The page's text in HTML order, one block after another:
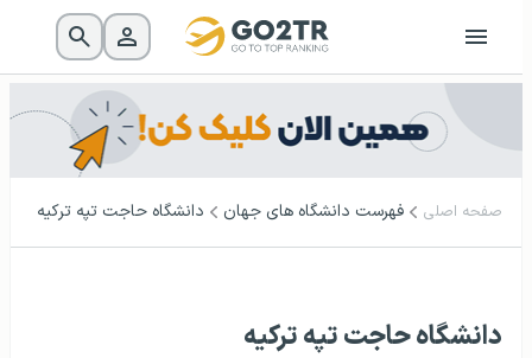
صفحه اصلی فهرست دانشگاه‌ های جهان دانشگاه حاجت تپه ترکیه
دانشگاه حاجت تپه ترکیه